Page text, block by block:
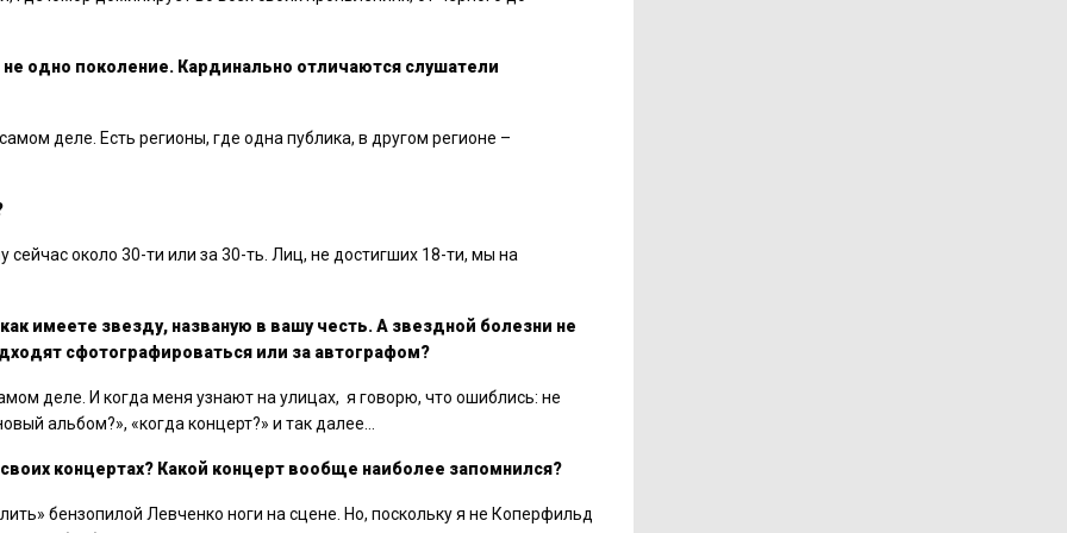
одно поколение. Кардинально отличаются слушатели
деле. Есть регионы, где одна публика, в другом регионе –
около 30-ти или за 30-ть. Лиц, не достигших 18-ти, мы на
имеете звезду, названую в вашу честь. А звездной болезни не
сфотографироваться или за автографом?
деле. И когда меня узнают на улицах, я говорю, что ошиблись: не
альбом?», «когда концерт?» и так далее…
концертах? Какой концерт вообще наиболее запомнился?
бензопилой Левченко ноги на сцене. Но, поскольку я не Коперфильд